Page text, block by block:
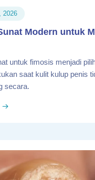
2026
Modern untuk
untuk fimosis menjadi
saat kulit kulup penis
secara.